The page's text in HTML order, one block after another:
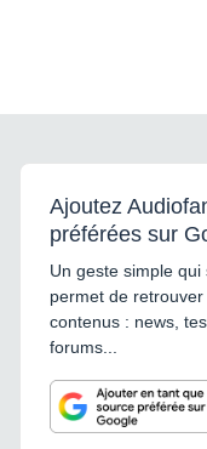
Ajoutez
préférées sur
Un geste simple
permet de
contenus : news,
forums...